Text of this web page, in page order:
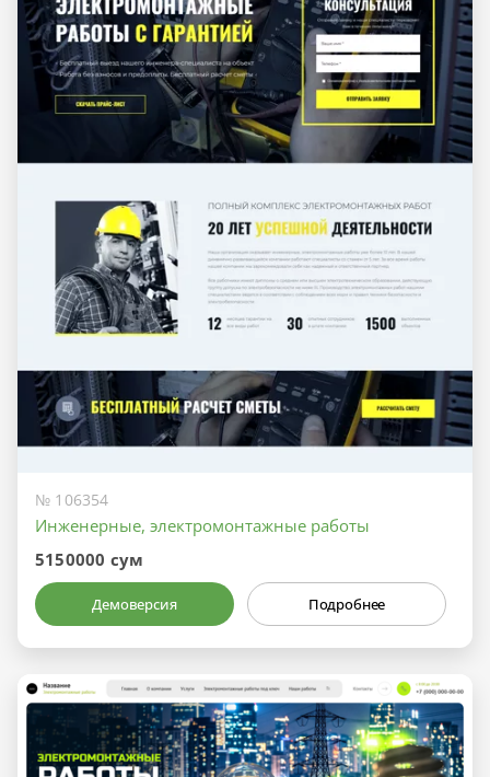
№ 106354
Инженерные, электромонтажные работы
5150000 сум
Демоверсия Подробнее